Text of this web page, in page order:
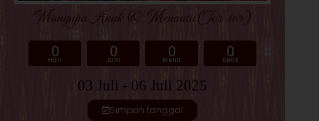
Mangupa Anak & Menantu (Tor-tor)
0
Hari
0
Jam
0
Menit
0
Detik
03 Juli - 06 Juli 2025
Simpan tanggal